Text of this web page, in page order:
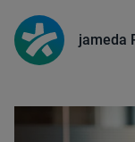
jameda